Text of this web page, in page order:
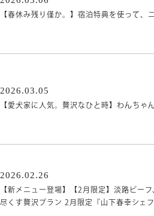
【春休み残り僅か。】宿泊特典を使って、
2026.03.05
【愛犬家に人気。贅沢なひと時】わんちゃ
2026.02.26
【新メニュー登場】【2月限定】淡路ビー
尽くす贅沢プラン 2月限定『山下春幸シェ